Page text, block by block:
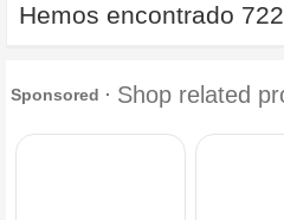
Hemos encontrado 722